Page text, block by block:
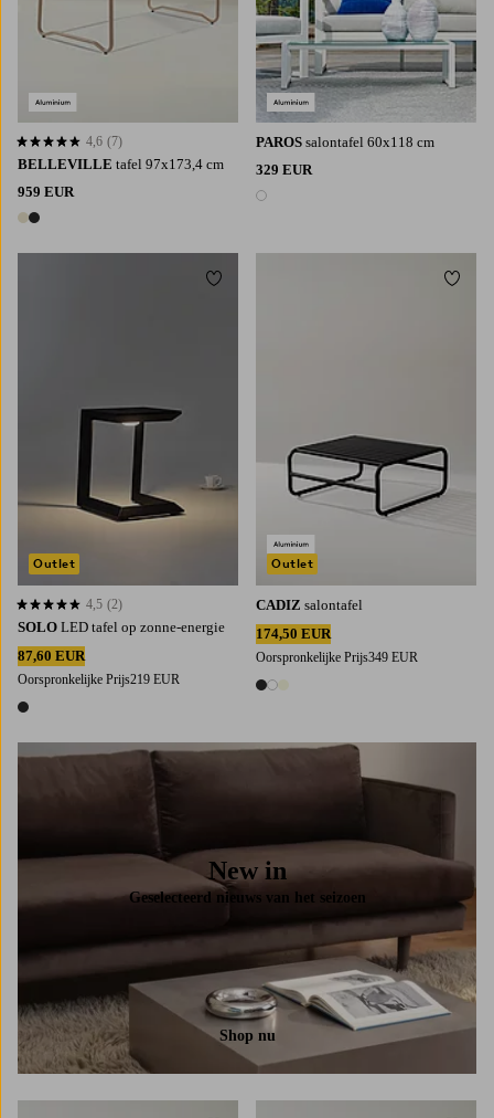
BELLEVILLE tafel 97x173,4 cm
959 EUR
2 kleuren
4,6 op basis van 7 beoordelingen
4,6 (7) PAROS salontafel 60x118 cm
329 EUR
1 kleur
SOLO LED tafel op zonne-energie
87,60 EUR
Oorspronkelijke Prijs219 EUR
1 kleur
4,5 op basis van 2 beoordelingen
4,5 (2)
Outlet
Toevoegen aan favorieten
CADIZ salontafel
174,50 EUR
Oorspronkelijke Prijs349 EUR
3 kleuren
Outlet
New in
Geselecteerd nieuws van het seizoen
Shop nu